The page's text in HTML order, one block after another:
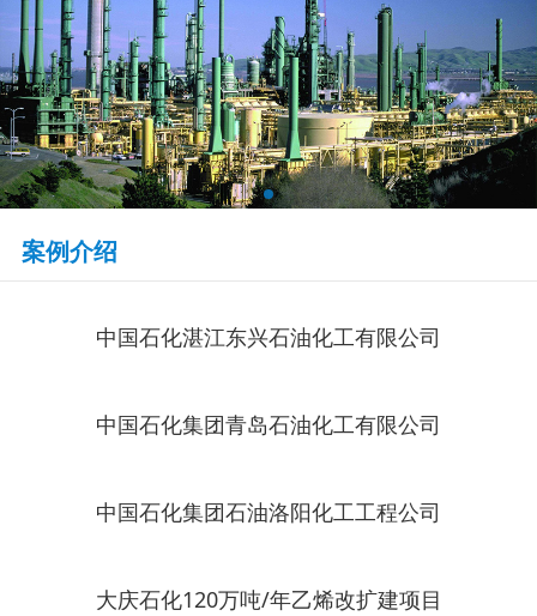
案例介绍
中国石化湛江东兴石油化工有限公司
中国石化集团青岛石油化工有限公司
中国石化集团石油洛阳化工工程公司
大庆石化120万吨/年乙烯改扩建项目